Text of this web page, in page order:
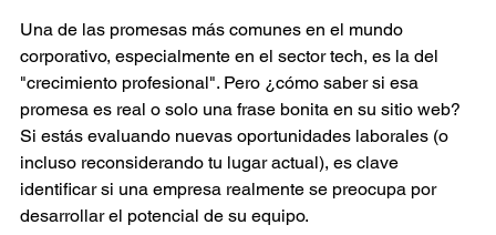
Una de las promesas más comunes en el mundo
corporativo, especialmente en el sector tech, es la del
"crecimiento profesional". Pero ¿cómo saber si esa
promesa es real o solo una frase bonita en su sitio web?
Si estás evaluando nuevas oportunidades laborales (o
incluso reconsiderando tu lugar actual), es clave
identificar si una empresa realmente se preocupa por
desarrollar el potencial de su equipo.